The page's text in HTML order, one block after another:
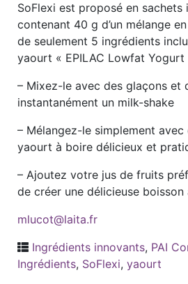
SoFlexi est proposé en sachets
contenant 40 g d’un mélange
de seulement 5 ingrédients
yaourt « EPILAC Lowfat
– Mixez-le avec des glaçons et
instantanément un milk-shake
– Mélangez-le simplement avec
yaourt à boire délicieux et
– Ajoutez votre jus de fruits
de créer une délicieuse boisson
mlucot@laita.fr
Ingrédients innovants, PAI
Ingrédients, SoFlexi, yaourt